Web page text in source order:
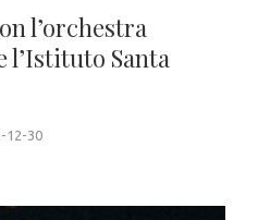
l’orchestra
l’Istituto Santa
12-30